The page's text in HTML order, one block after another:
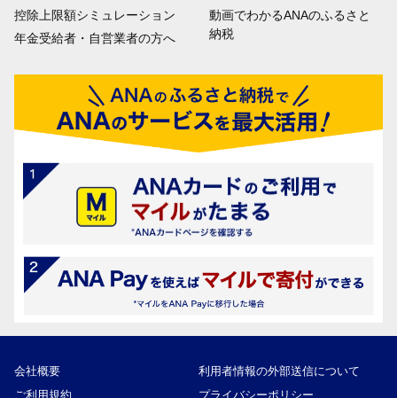
控除上限額シミュレーション
年金受給者・自営業者の方へ
動画でわかるANAのふるさと
納税
会社概要
利用者情報の外部送信について
ご利用規約
プライバシーポリシー